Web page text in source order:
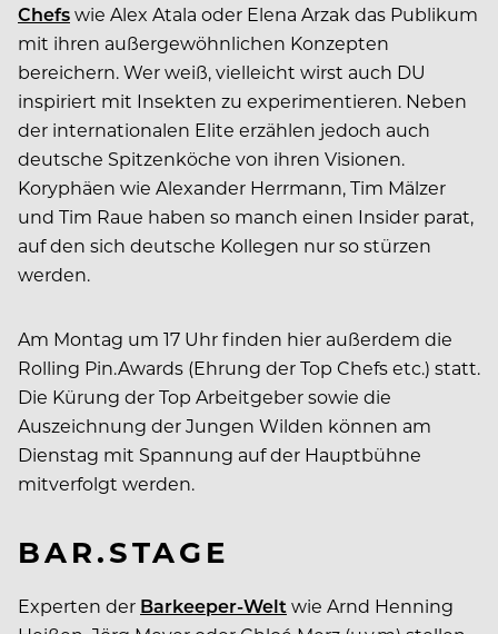
Chefswie Alex Atala oder Elena Arzak das Publikum
mit ihren außergewöhnlichen Konzepten
bereichern. Wer weiß, vielleicht wirst auch DU
inspiriert mit Insekten zu experimentieren. Neben
der internationalen Elite erzählen jedoch auch
deutsche Spitzenköche von ihren Visionen.
Koryphäen wie Alexander Herrmann, Tim Mälzer
und Tim Raue haben so manch einen Insider parat,
auf den sich deutsche Kollegen nur so stürzen
werden.
Am Montag um 17 Uhr finden hier außerdem die
Rolling Pin.Awards (Ehrung der Top Chefs etc.) statt.
Die Kürung der Top Arbeitgeber sowie die
Auszeichnung der Jungen Wilden können am
Dienstag mit Spannung auf der Hauptbühne
mitverfolgt werden.
BAR.STAGE
Experten der Barkeeper-Welt wie Arnd Henning